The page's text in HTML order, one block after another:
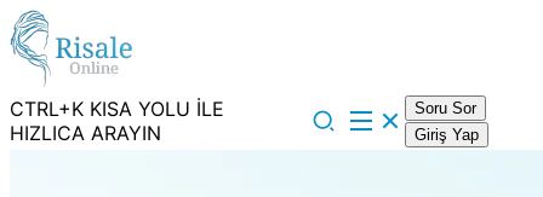
CTRL+K KISA YOLU İLE
HIZLICA ARAYIN
Soru Sor
Giriş Yap